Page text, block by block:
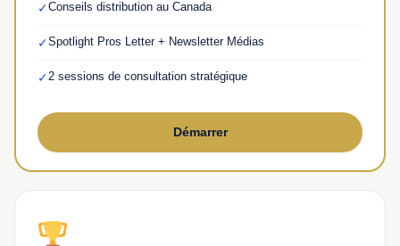
✓Conseils distribution au Canada
✓Spotlight Pros Letter + Newsletter Médias
✓2 sessions de consultation stratégique
Démarrer